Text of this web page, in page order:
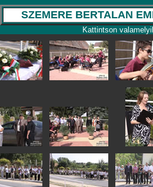
SZEMERE BERTALAN
Kattintson